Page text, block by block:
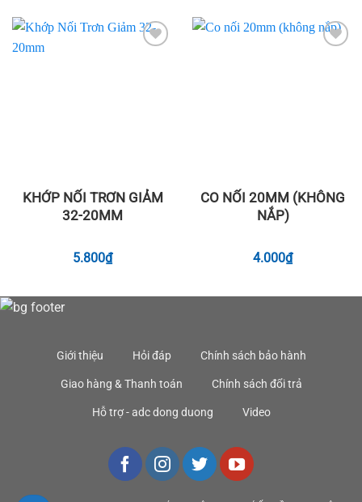
KHỚP NỐI TRƠN GIẢM
32-20MM
5.800₫
CO NỐI 20MM (KHÔNG
NẮP)
4.000₫
Giới thiệu Hỏi đáp Chính sách bảo hành
Giao hàng & Thanh toán Chính sách đổi trả
Hỗ trợ - adc dong duong Video